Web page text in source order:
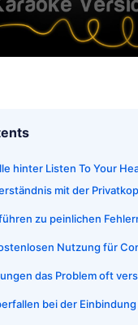
hinter Listen To Your
mit der
zu peinlichen
Nutzung für
das Problem oft
bei der